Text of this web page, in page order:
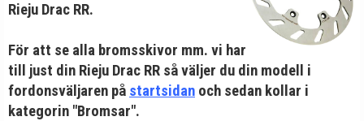
När du valt kommer butiken visa delar för vald moped
och universella produkter.
Rieju Drac RR.
För att se alla bromsskivor mm. vi har
till just din Rieju Drac RR så väljer du din modell i
fordonsväljaren på startsidan och sedan kollar i
kategorin "Bromsar".